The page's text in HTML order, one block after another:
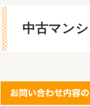
中古マン